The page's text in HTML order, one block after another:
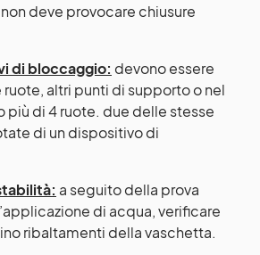
deve provocare chiusure
di bloccaggio: devono essere
altri punti di supporto o nel
più di 4 ruote. due delle stesse
di un dispositivo di
a seguito della prova
di acqua, verificare
ribaltamenti della vaschetta.